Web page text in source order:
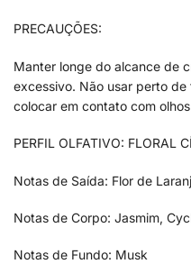
PRECAUÇÕES:
Manter longe do alcance de
excessivo. Não usar perto
colocar em contato com olhos
PERFIL OLFATIVO: FLORAL
Notas de Saída: Flor de
Notas de Corpo: Jasmim,
Notas de Fundo: Musk